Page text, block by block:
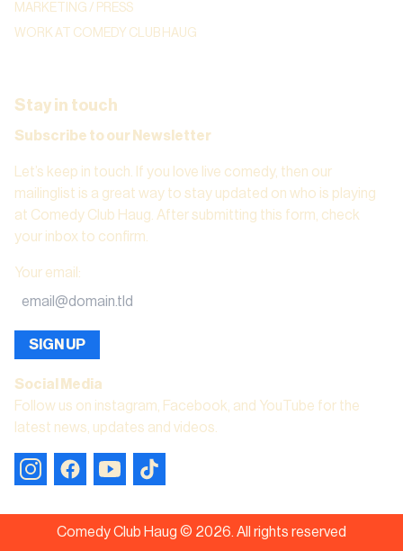
MARKETING / PRESS
WORK AT COMEDY CLUB HAUG
Stay in touch
Subscribe to our Newsletter
Let’s keep in touch. If you love live comedy, then our
mailinglist is a great way to stay updated on who is playing
at Comedy Club Haug. After submitting this form, check
your inbox to confirm.
Your email :
SIGN UP
Social Media
Follow us on instagram, Facebook, and YouTube for the
latest news, updates and videos.
Comedy Club Haug © 2026. All rights reserved